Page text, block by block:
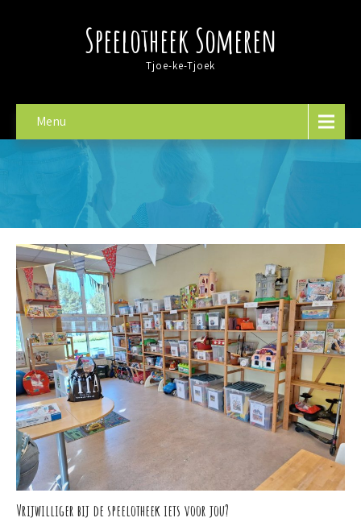
Speelotheek Someren
Tjoe-ke-Tjoek
Menu
Vrijwilliger bij de speelotheek iets voor jou?